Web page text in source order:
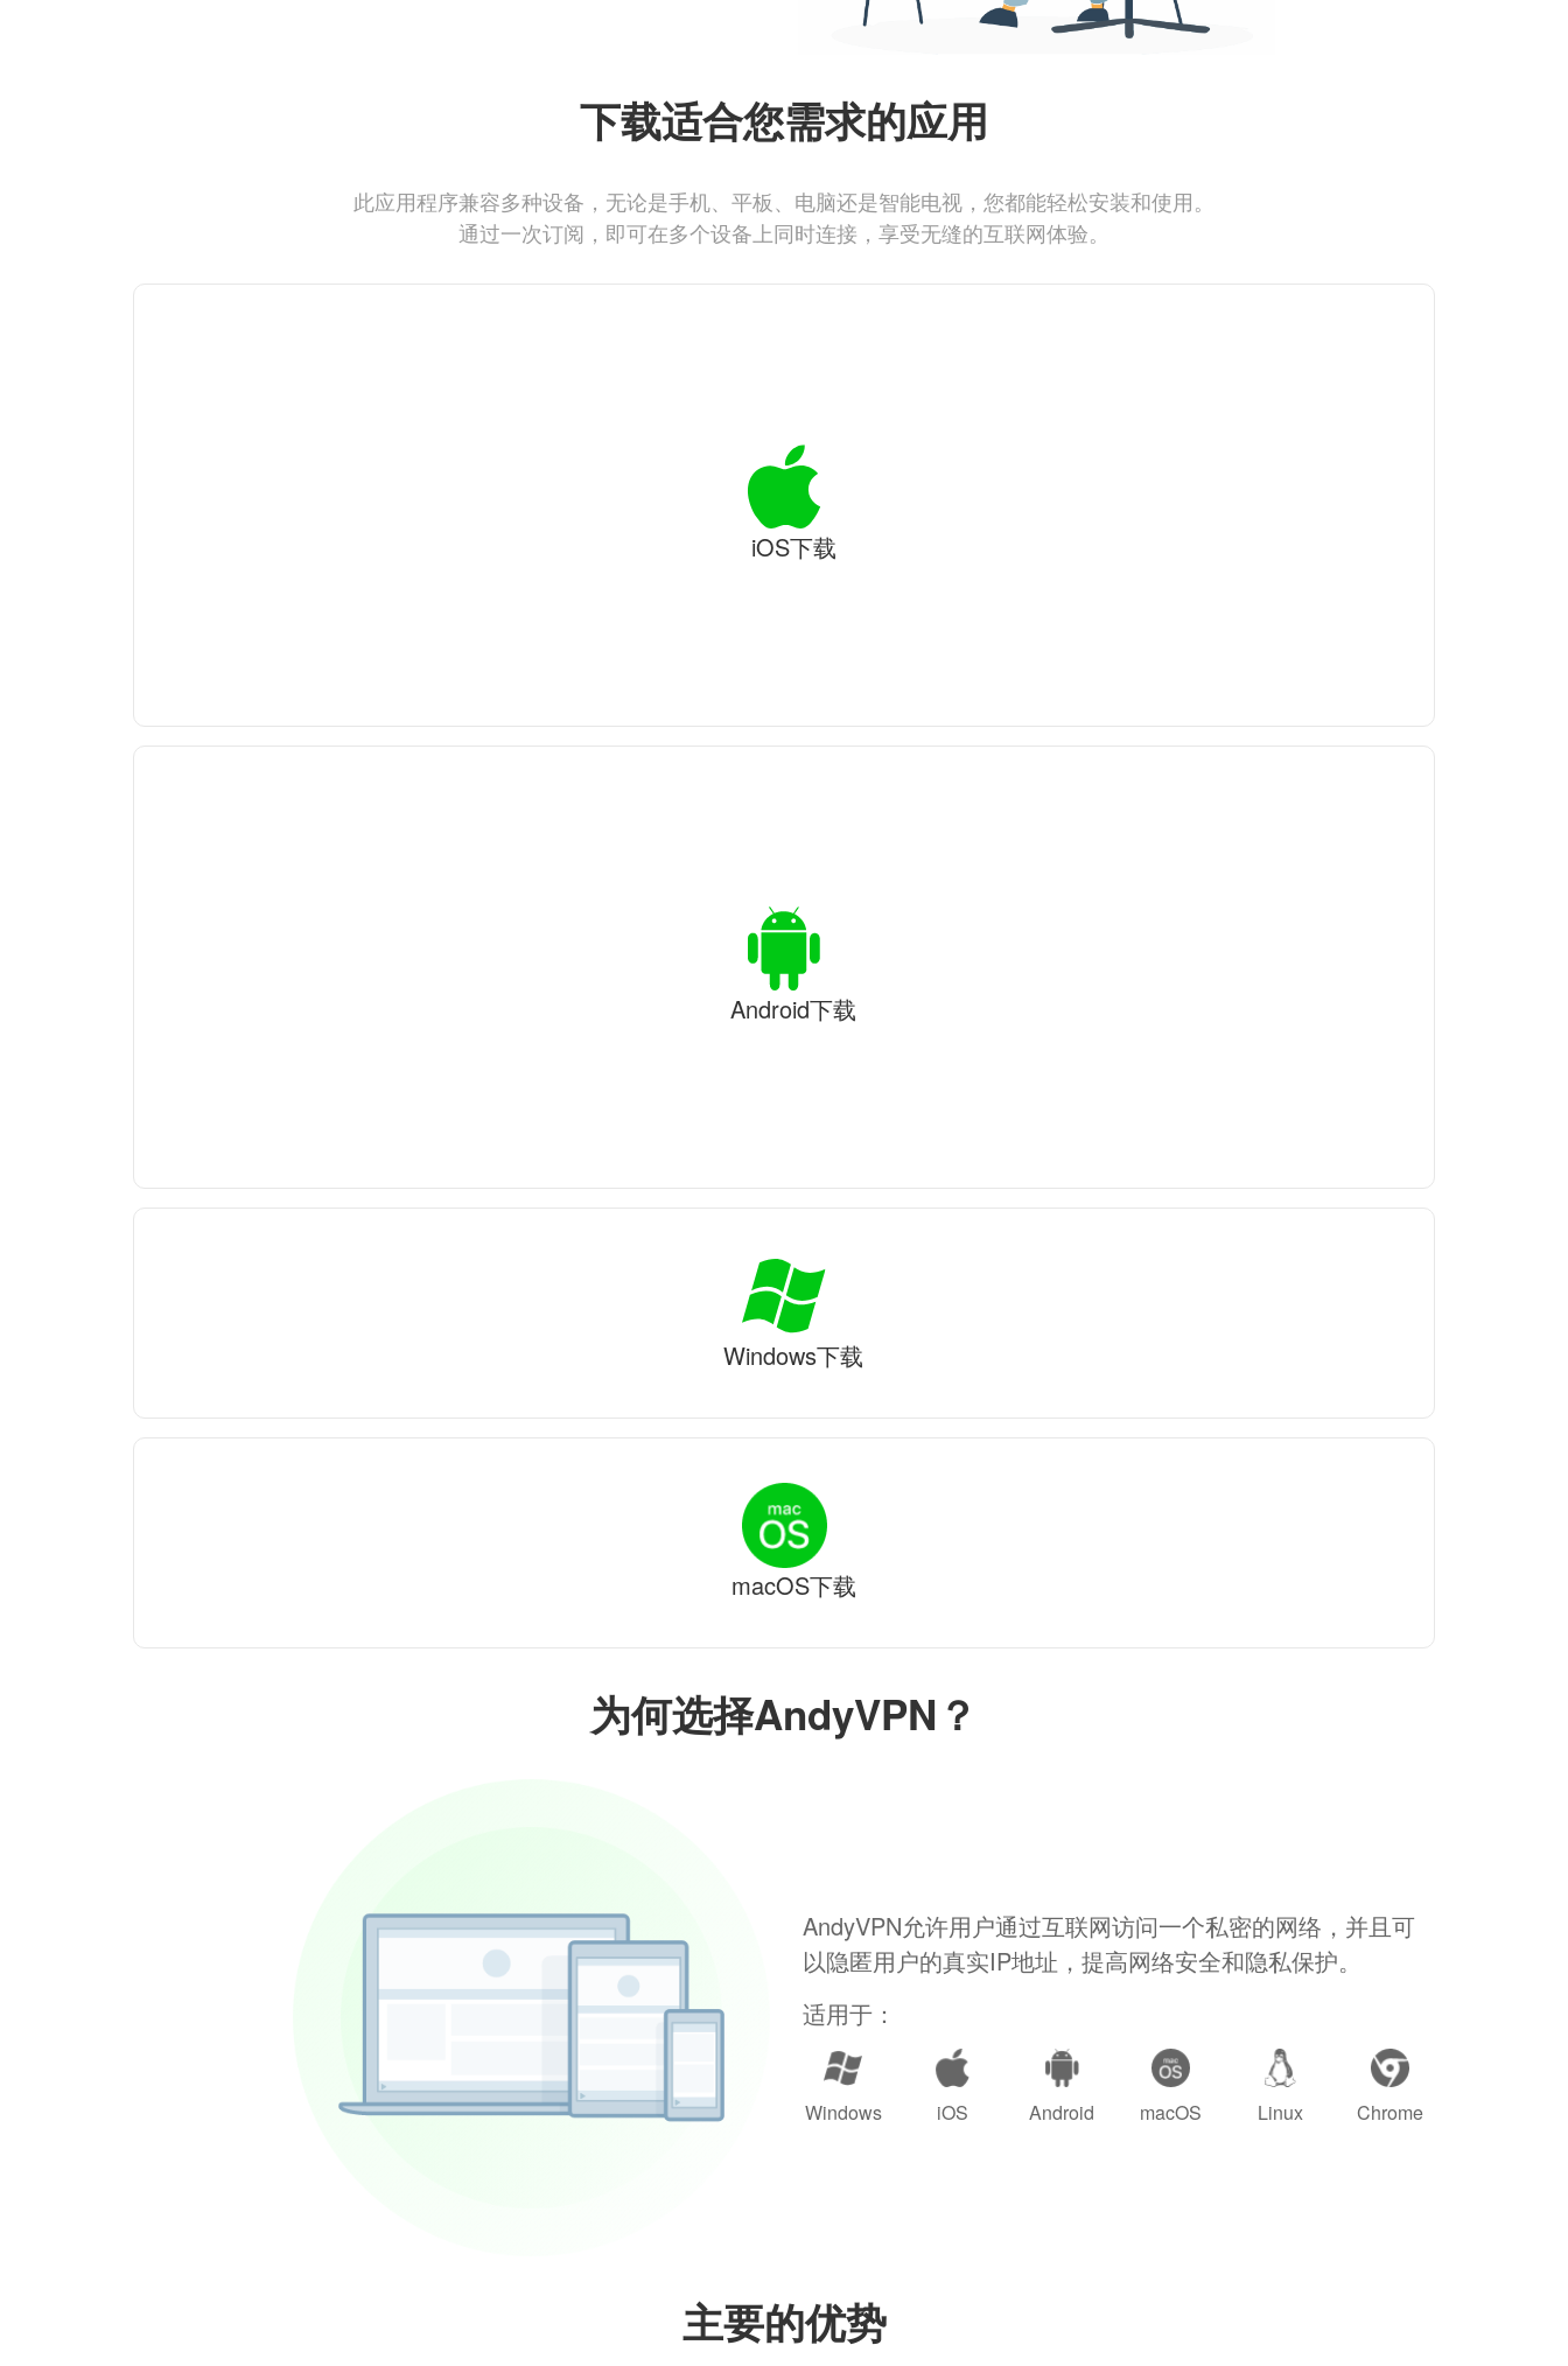
为何选择AndyVPN？
AndyVPN允许用户通过互联网访问一个私密的网络，并且可
以隐匿用户的真实IP地址，提高网络安全和隐私保护。
适用于：
Windows iOS Android macOS Linux Chrome
主要的优势
下载适合您需求的应用
此应用程序兼容多种设备，无论是手机、平板、电脑还是智能电视，您都能轻松安装和使用。
通过一次订阅，即可在多个设备上同时连接，享受无缝的互联网体验。
iOS下载
Android下载
Windows下载
macOS下载